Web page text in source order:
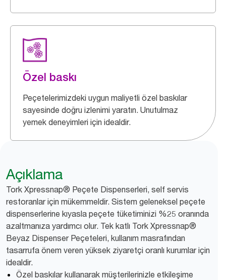
Özel baskı
Peçetelerimizdeki uygun maliyetli özel baskılar
sayesinde doğru izlenimi yaratın. Unutulmaz
yemek deneyimleri için idealdir.
Açıklama
Tork Xpressnap® Peçete Dispenserleri, self servis
restoranlar için mükemmeldir. Sistem geleneksel peçete
dispenserlerine kıyasla peçete tüketiminizi %25 oranında
azaltmanıza yardımcı olur. Tek katlı Tork Xpressnap®
Beyaz Dispenser Peçeteleri, kullanım masrafından
tasarrufa önem veren yüksek ziyaretçi oranlı kurumlar için
idealdir.
Özel baskılar kullanarak müşterilerinizle etkileşime